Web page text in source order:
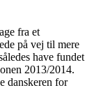
fra et
på vej til mere
have fundet
2013/2014.
danskeren for